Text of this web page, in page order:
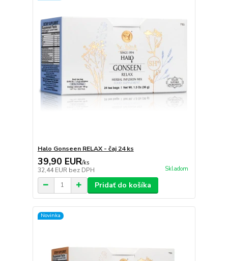
Halo Gonseen RELAX - čaj 24 ks
39,90 EUR/ks
32,44 EUR bez DPH Skladom
Pridať do košíka
Novinka